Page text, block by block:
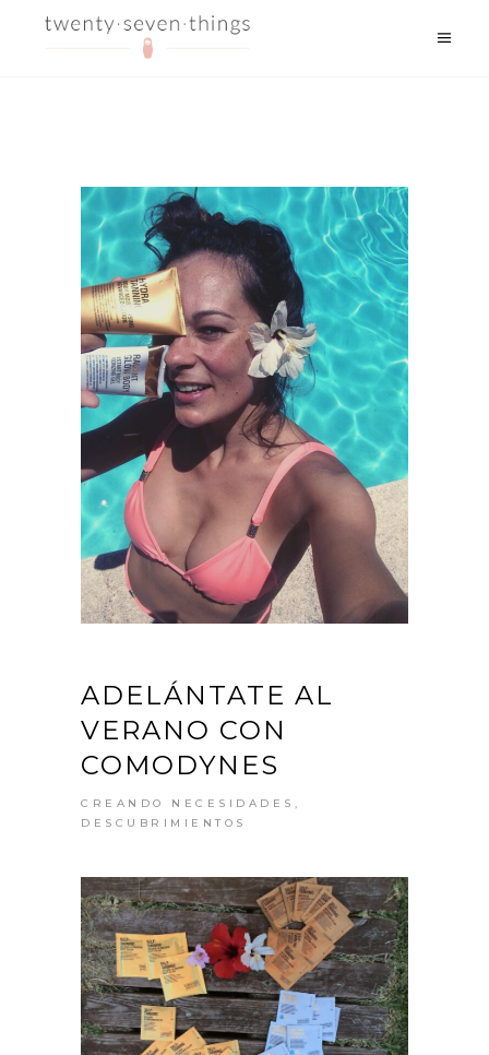
ADELÁNTATE AL
VERANO CON
COMODYNES
CREANDO NECESIDADES ,
DESCUBRIMIENTOS